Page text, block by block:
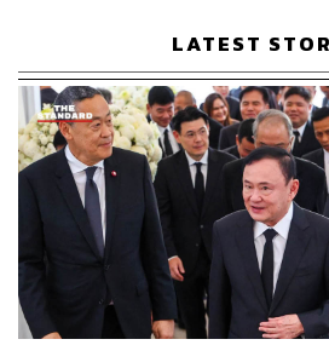
บริษัทไม่จำเป็นต้องเอ่ยคำว่าไม่จนค
เสมอว่าควรจะเซย์โนเมื่อการเซย์เ
ทิศทางที่ชัดเจนพอ
บทเรียนที่ 5 คือความชัดเจนเกี่ยวกับ
ประเด็นนี้วินเซนต์ชี้ว่า Founder ไม่
ทั้งหมดตั้งแต่เริ่มต้น แต่จากประสบก
หลายคนมักมีความรู้สึกที่ชัดเจนตั้งแต่
สร้างสิ่งที่สตีฟ จ็อบส์เรียกว่า ‘dent in
จารึกไว้ในจักรวาลอย่างมีชื่อเสียงได้อ
LATEST